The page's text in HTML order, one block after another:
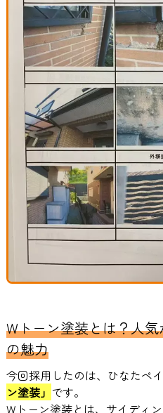
Wトーン塗装とは？人
の魅力
今回採用したのは、ひなたペ
ン塗装」 です。
Wトーン塗装とは、 サイディ